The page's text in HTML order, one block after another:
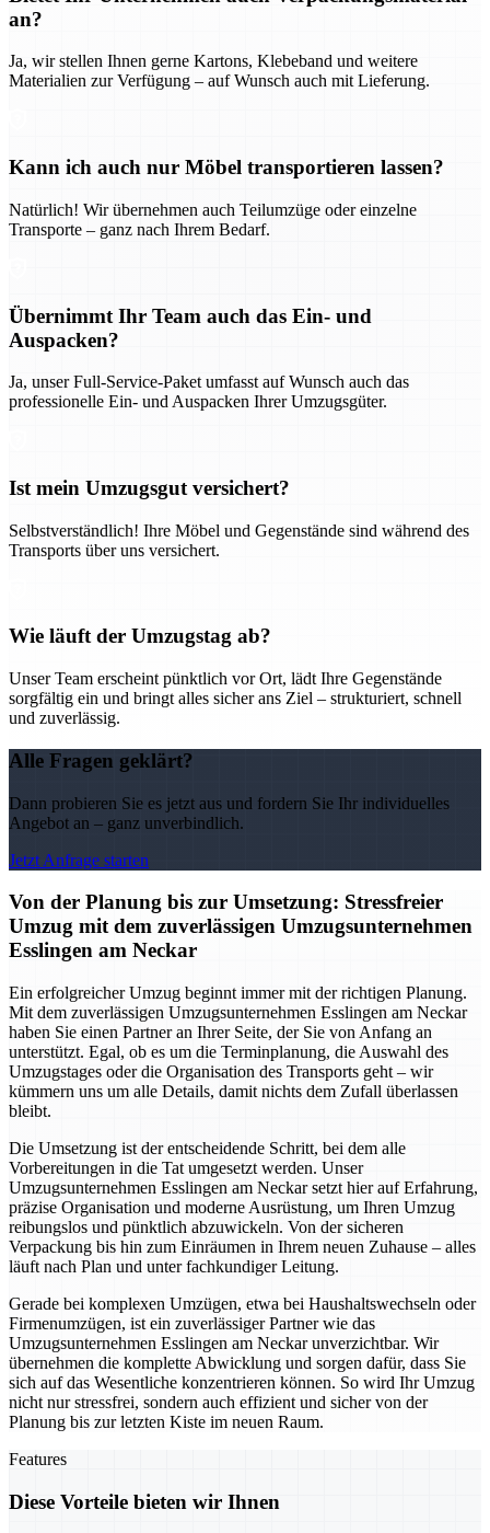
an?
Ja, wir stellen Ihnen gerne Kartons, Klebeband und weitere
Materialien zur Verfügung – auf Wunsch auch mit Lieferung.
Kann ich auch nur Möbel transportieren lassen?
Natürlich! Wir übernehmen auch Teilumzüge oder einzelne
Transporte – ganz nach Ihrem Bedarf.
Übernimmt Ihr Team auch das Ein- und
Auspacken?
Ja, unser Full-Service-Paket umfasst auf Wunsch auch das
professionelle Ein- und Auspacken Ihrer Umzugsgüter.
Ist mein Umzugsgut versichert?
Selbstverständlich! Ihre Möbel und Gegenstände sind während des
Transports über uns versichert.
Wie läuft der Umzugstag ab?
Unser Team erscheint pünktlich vor Ort, lädt Ihre Gegenstände
sorgfältig ein und bringt alles sicher ans Ziel – strukturiert, schnell
und zuverlässig.
Alle Fragen geklärt?
Dann probieren Sie es jetzt aus und fordern Sie Ihr individuelles
Angebot an – ganz unverbindlich.
Jetzt Anfrage starten
Von der Planung bis zur Umsetzung: Stressfreier
Umzug mit dem zuverlässigen Umzugsunternehmen
Esslingen am Neckar
Ein erfolgreicher Umzug beginnt immer mit der richtigen Planung.
Mit dem zuverlässigen Umzugsunternehmen Esslingen am Neckar
haben Sie einen Partner an Ihrer Seite, der Sie von Anfang an
unterstützt. Egal, ob es um die Terminplanung, die Auswahl des
Umzugstages oder die Organisation des Transports geht – wir
kümmern uns um alle Details, damit nichts dem Zufall überlassen
bleibt.
Die Umsetzung ist der entscheidende Schritt, bei dem alle
Vorbereitungen in die Tat umgesetzt werden. Unser
Umzugsunternehmen Esslingen am Neckar setzt hier auf Erfahrung,
präzise Organisation und moderne Ausrüstung, um Ihren Umzug
reibungslos und pünktlich abzuwickeln. Von der sicheren
Verpackung bis hin zum Einräumen in Ihrem neuen Zuhause – alles
läuft nach Plan und unter fachkundiger Leitung.
Gerade bei komplexen Umzügen, etwa bei Haushaltswechseln oder
Firmenumzügen, ist ein zuverlässiger Partner wie das
Umzugsunternehmen Esslingen am Neckar unverzichtbar. Wir
übernehmen die komplette Abwicklung und sorgen dafür, dass Sie
sich auf das Wesentliche konzentrieren können. So wird Ihr Umzug
nicht nur stressfrei, sondern auch effizient und sicher von der
Planung bis zur letzten Kiste im neuen Raum.
Features
Diese Vorteile bieten wir Ihnen